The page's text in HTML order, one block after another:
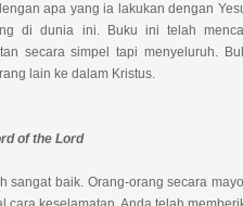
apa yang ia lakukan dengan
di dunia ini. Buku ini telah
secara simpel tapi menyeluruh.
lain ke dalam Kristus.
of the Lord
sangat baik. Orang-orang secara